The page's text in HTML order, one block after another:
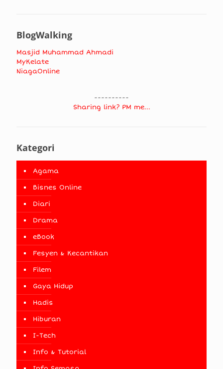
BlogWalking
Masjid Muhammad Ahmadi
MyKelate
NiagaOnline
----------
Sharing link? PM me...
Kategori
Agama
Bisnes Online
Diari
Drama
eBook
Fesyen & Kecantikan
Filem
Gaya Hidup
Hadis
Hiburan
I-Tech
Info & Tutorial